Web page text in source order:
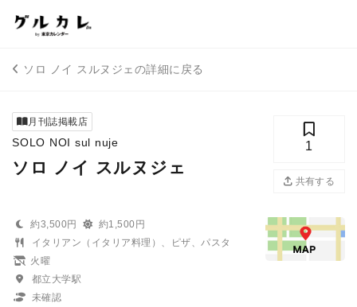
ソロ ノイ スルヌジェの詳細に戻る
月刊誌掲載店
SOLO NOI sul nuje
ソロ ノイ スルヌジェ
1
共有する
約3,500円
約1,500円
イタリアン（イタリア料理）、ピザ、パスタ
火曜
都立大学駅
未確認